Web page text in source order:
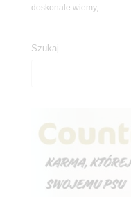
doskonale wiemy,...
Szukaj